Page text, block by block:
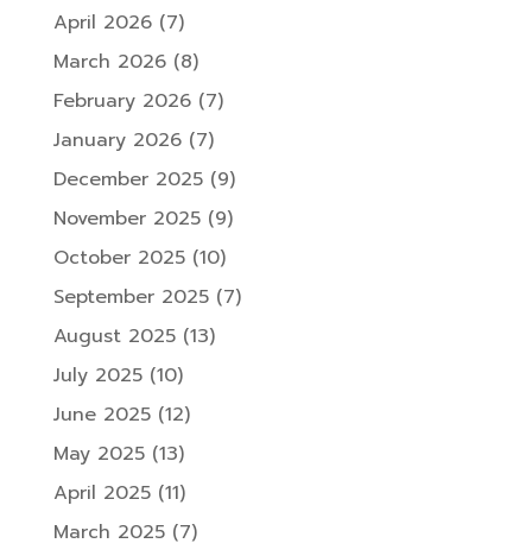
April 2026(7)
March 2026(8)
February 2026(7)
January 2026(7)
December 2025(9)
November 2025(9)
October 2025(10)
September 2025(7)
August 2025(13)
July 2025(10)
June 2025(12)
May 2025(13)
April 2025(11)
March 2025(7)